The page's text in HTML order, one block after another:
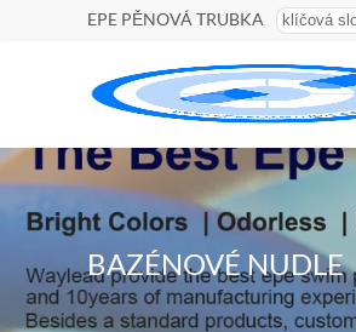
EPE PĚNOVÁ TRUBKA
BAZÉNOVÉ NUDLE